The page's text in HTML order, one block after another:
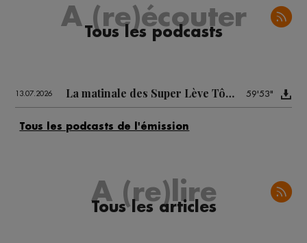
A (re)écouter
Tous les podcasts
13.07.2026 La matinale des Super Lève Tôt du 13/07 59'53"
A (re)lire
Tous les articles